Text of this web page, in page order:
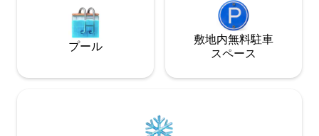
プール
敷地内無料駐⁠車
ス⁠ペ⁠ー⁠ス